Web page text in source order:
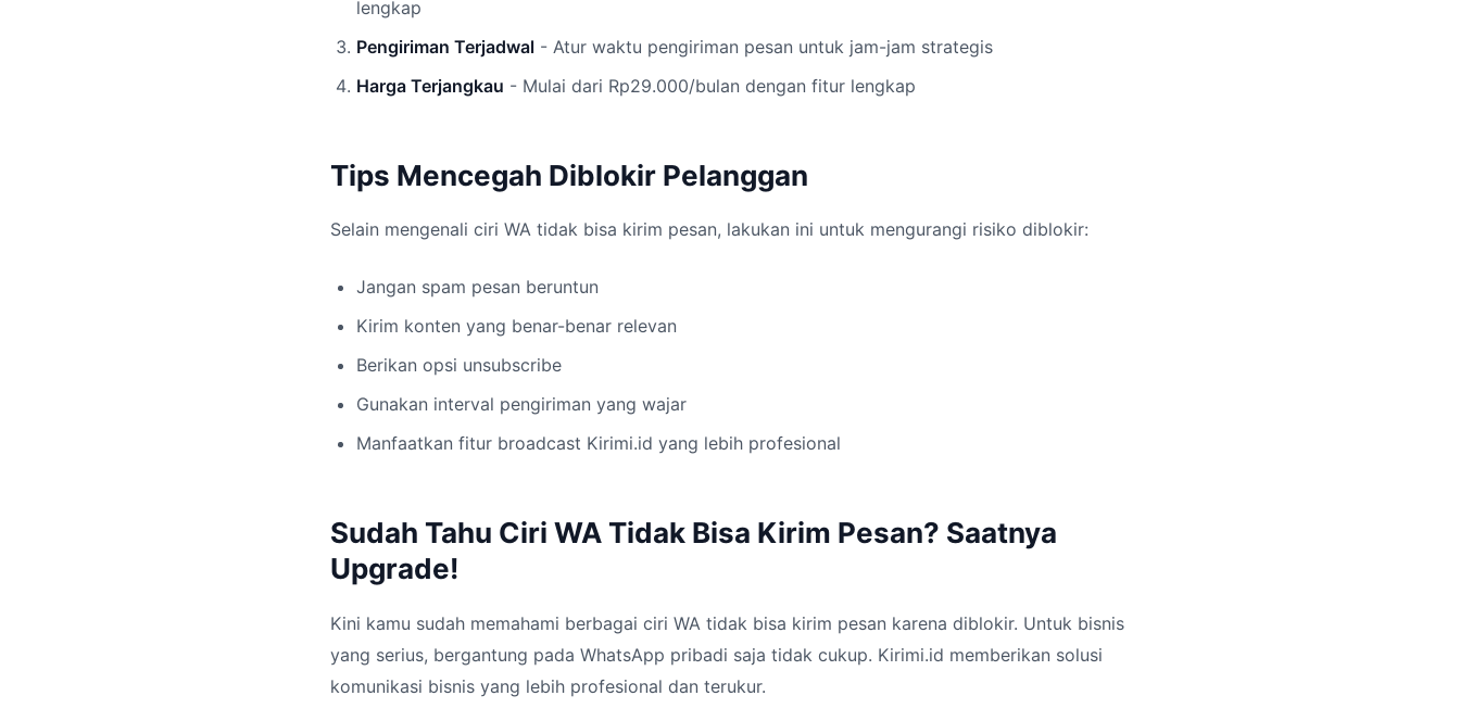
lengkap
Pengiriman Terjadwal - Atur waktu pengiriman pesan untuk jam-jam strategis
Harga Terjangkau - Mulai dari Rp29.000/bulan dengan fitur lengkap
Tips Mencegah Diblokir Pelanggan
Selain mengenali ciri WA tidak bisa kirim pesan, lakukan ini untuk mengurangi risiko diblokir:
Jangan spam pesan beruntun
Kirim konten yang benar-benar relevan
Berikan opsi unsubscribe
Gunakan interval pengiriman yang wajar
Manfaatkan fitur broadcast Kirimi.id yang lebih profesional
Sudah Tahu Ciri WA Tidak Bisa Kirim Pesan? Saatnya
Upgrade!
Kini kamu sudah memahami berbagai ciri WA tidak bisa kirim pesan karena diblokir. Untuk bisnis
yang serius, bergantung pada WhatsApp pribadi saja tidak cukup. Kirimi.id memberikan solusi
komunikasi bisnis yang lebih profesional dan terukur.